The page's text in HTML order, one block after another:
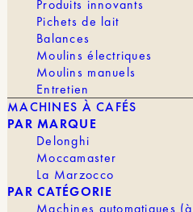
Produits innovants
Pichets de lait
Balances
Moulins électriques
Moulins manuels
Entretien
MACHINES À CAFÉS
PAR MARQUE
Delonghi
Moccamaster
La Marzocco
PAR CATÉGORIE
Machines automatiques
longue et enveloppante
chocolat qui apportent
Le corps est crémeux,
persistante. Un café à
Granja La Esperanza
POIDS
En stock